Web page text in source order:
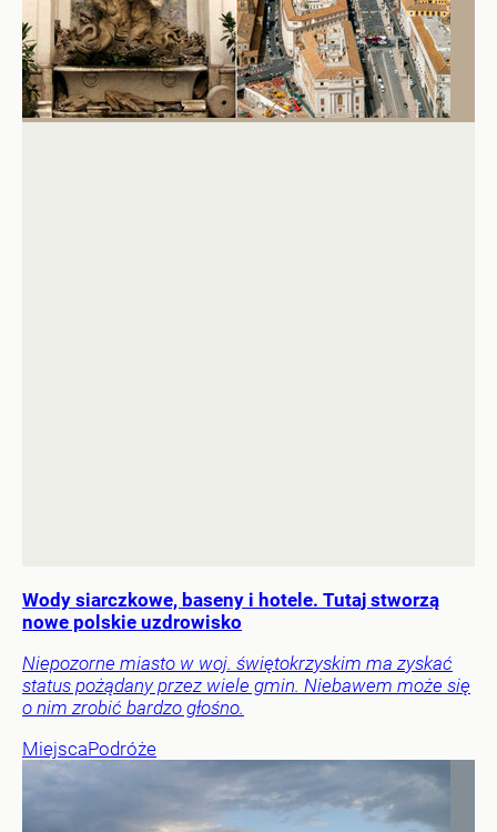
Wody siarczkowe, baseny i hotele. Tutaj stworzą
nowe polskie uzdrowisko
Niepozorne miasto w woj. świętokrzyskim ma zyskać
status pożądany przez wiele gmin. Niebawem może się
o nim zrobić bardzo głośno.
MiejscaPodróże